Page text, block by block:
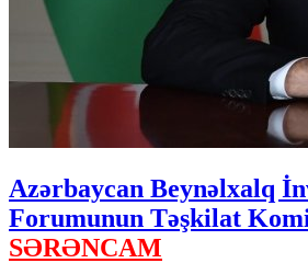
Azərbaycan Beynəlxalq
Forumunun Təşkilat
SƏRƏNCAM